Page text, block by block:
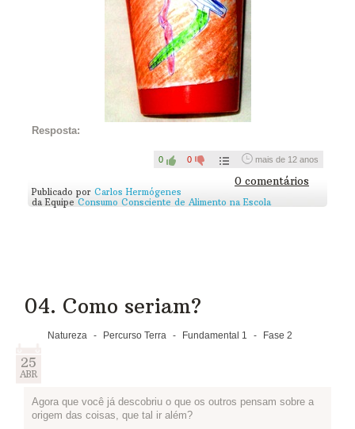
Resposta:
0 0 mais de 12 anos
0 comentários
Publicado por Carlos Hermógenes
da Equipe Consumo Consciente de Alimento na Escola
04. Como seriam?
Natureza - Percurso Terra - Fundamental 1 - Fase 2
25
ABR
Agora que você já descobriu o que os outros pensam sobre a
origem das coisas, que tal ir além?